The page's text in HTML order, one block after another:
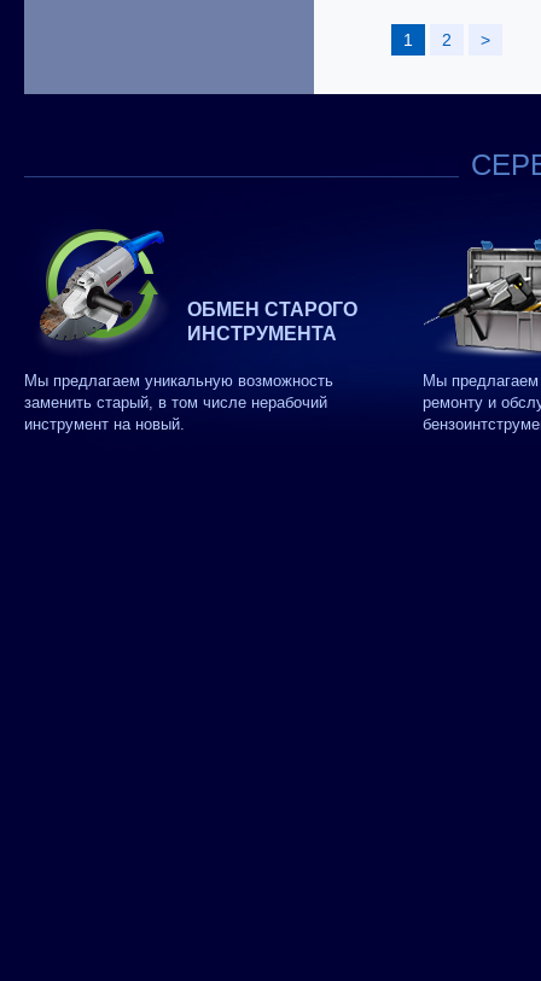
1 2 >
ОБМЕН СТАРОГО
ИНСТРУМЕНТА
Мы предлагаем уникальную возможность
заменить старый, в том числе нерабочий
инструмент на новый.
Мы
ремонту и